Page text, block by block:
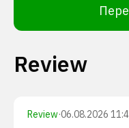
Review
Review·06.08.2026